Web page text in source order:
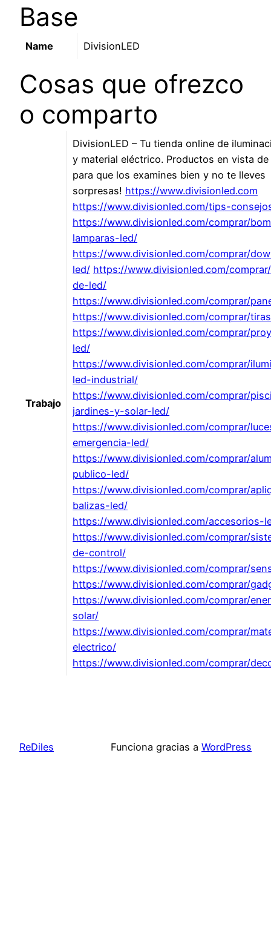
Base
Name DivisionLED
Cosas que ofrezco
o comparto
Trabajo
DivisionLED – Tu tienda online de
y material eléctrico. Productos en vista de
para que los examines bien y no te lleves
sorpresas! https://www.divisionled.com
https://www.divisionled.com/tips-
https://www.divisionled.com/comprar/
lamparas-led/
https://www.divisionled.com/comprar/
led/ https://www.divisionled.com/
de-led/
https://www.divisionled.com/comprar/
https://www.divisionled.com/comprar/
https://www.divisionled.com/comprar/
led/
https://www.divisionled.com/comprar/
led-industrial/
https://www.divisionled.com/comprar/
jardines-y-solar-led/
https://www.divisionled.com/comprar/
emergencia-led/
https://www.divisionled.com/comprar/
publico-led/
https://www.divisionled.com/comprar/
balizas-led/
https://www.divisionled.com/accesorios-
https://www.divisionled.com/comprar/
de-control/
https://www.divisionled.com/comprar/
https://www.divisionled.com/comprar/
https://www.divisionled.com/comprar/
solar/
https://www.divisionled.com/comprar/
electrico/
https://www.divisionled.com/comprar/
ReDiles Funciona gracias a WordPress